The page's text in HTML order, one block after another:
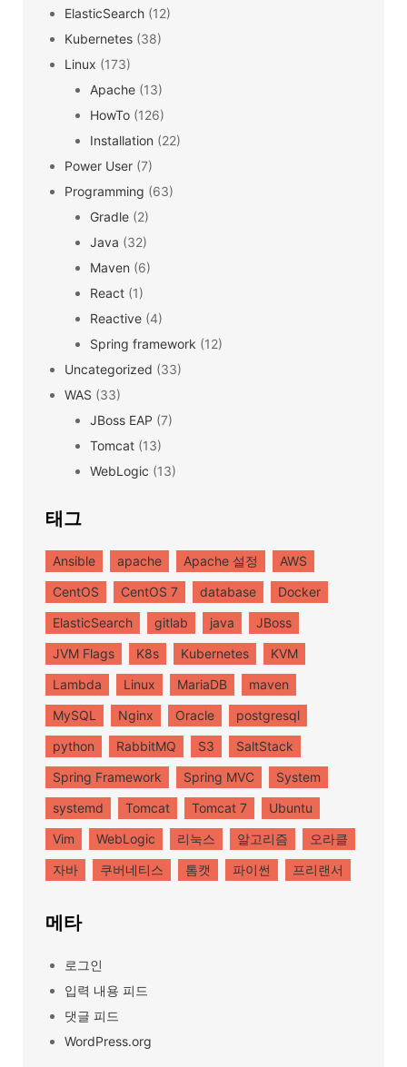
ElasticSearch (12)
Kubernetes (38)
Linux (173)
Apache (13)
HowTo (126)
Installation (22)
Power User (7)
Programming (63)
Gradle (2)
Java (32)
Maven (6)
React (1)
Reactive (4)
Spring framework (12)
Uncategorized (33)
WAS (33)
JBoss EAP (7)
Tomcat (13)
WebLogic (13)
태그
Ansible apache Apache 설정
AWS
CentOS
CentOS 7 database
Docker
ElasticSearch
gitlab java
JBoss
JVM Flags
K8s Kubernetes
KVM
Lambda
Linux MariaDB
maven
MySQL
Nginx Oracle
postgresql
python
RabbitMQ S3
SaltStack
Spring Framework
Spring MVC
System
systemd
Tomcat Tomcat 7
Ubuntu
Vim
WebLogic 리눅스 알고리즘
오라클
자바
쿠버네티스 톰캣 파이썬 프리랜서
메타
로그인
입력 내용 피드
댓글 피드
WordPress.org